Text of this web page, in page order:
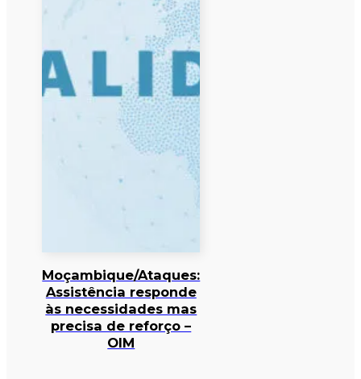
Moçambique/Ataques:
Assistência responde
às necessidades mas
precisa de reforço –
OIM